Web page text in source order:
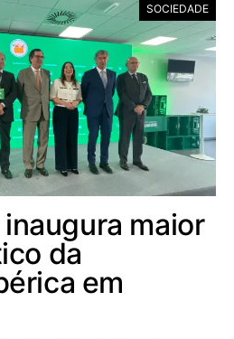
SOCIEDADE
maior
da
em